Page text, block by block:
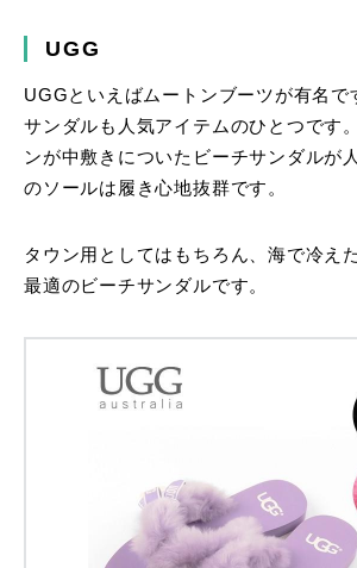
UGG
UGGといえばムートンブーツが有名で
サンダルも人気アイテムのひとつです
ンが中敷きについたビーチサンダルが
のソールは履き心地抜群です。
タウン用としてはもちろん、海で冷え
最適のビーチサンダルです。